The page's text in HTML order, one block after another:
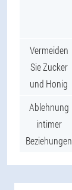
Vermeiden
Sie Zucker
und Honig
Ablehnung
intimer
Beziehungen